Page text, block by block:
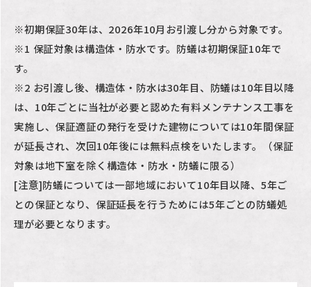
※初期保証30年は、2026年10月お引渡し分から対象です。
※1 保証対象は構造体・防水です。防蟻は初期保証10年で
す。
※2 お引渡し後、構造体・防水は30年目、防蟻は10年目以降
は、10年ごとに当社が必要と認めた有料メンテナンス工事を
実施し、 保証適証の発行を受けた建物については10年間保証
が延長され、次回10年後には無料点検をいたします。（保証
対象は地下室を除く構造体・防水・防蟻に限る）
[注意]防蟻については一部地域において10年目以降、5年ご
との保証となり、保証延長を行うためには5年ごとの防蟻処
理が必要となります。